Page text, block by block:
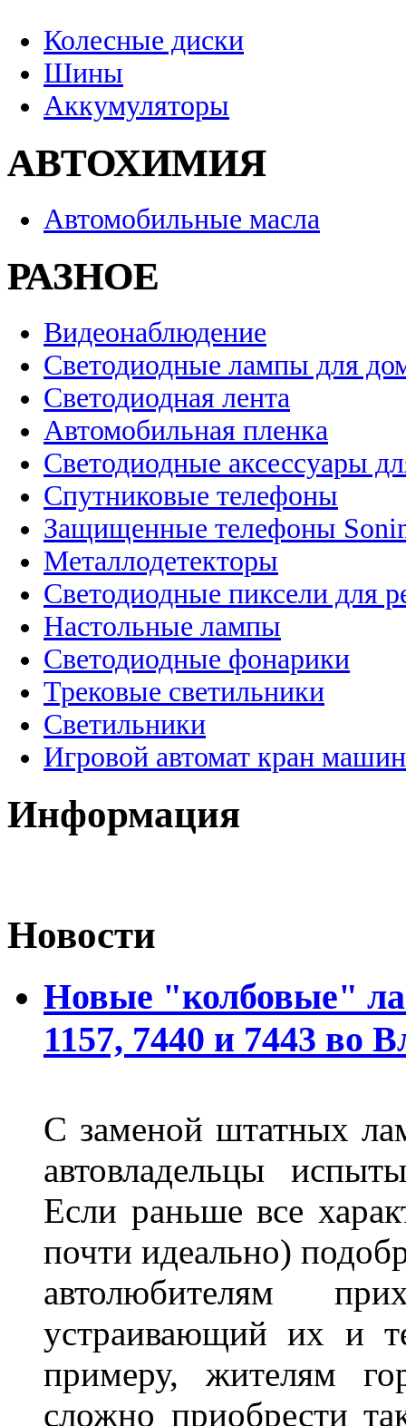
Колесные диски
Шины
Аккумуляторы
АВТОХИМИЯ
Автомобильные масла
РАЗНОЕ
Видеонаблюдение
Светодиодные лампы для
Светодиодная лента
Автомобильная пленка
Светодиодные аксессуары
Спутниковые телефоны
Защищенные телефоны
Металлодетекторы
Светодиодные пиксели для
Настольные лампы
Светодиодные фонарики
Трековые светильники
Светильники
Игровой автомат кран
Информация
Новости
Новые "колбовые"
1157, 7440 и 7443 во
С заменой штатных
автовладельцы
Если раньше все
почти идеально)
автолюбителям
устраивающий их и
примеру, жителям
сложно приобрести